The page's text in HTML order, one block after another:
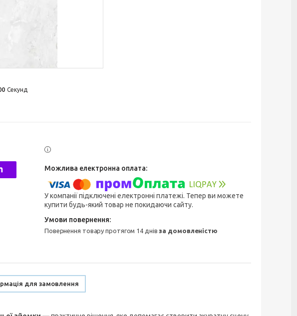
0 Секунд
У компанії підключені електронні платежі. Тепер ви можете
купити будь-який товар не покидаючи сайту.
повернення товару протягом 14 днівза домовленістю
для замовлення